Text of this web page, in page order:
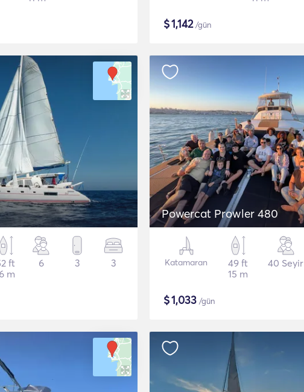
$1,142/gün
ft
m
6 3 3
Powercat Prowler 480
Katamaran
49 ft
15 m
40 Seyir
$1,033 /gün